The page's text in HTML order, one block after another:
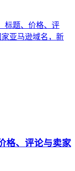
标题、价格、评
亚马逊域名，新
格、评论与卖家